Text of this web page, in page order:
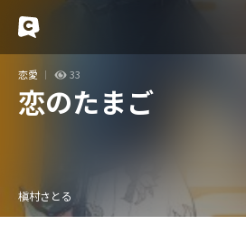
恋愛 33
恋のたまご
槇村さとる